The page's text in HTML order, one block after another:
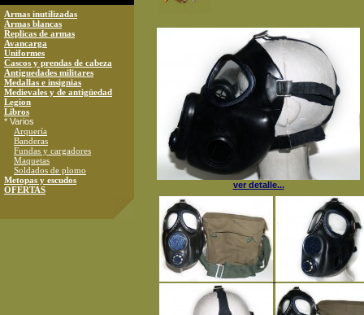
Armas inutilizadas
Armas blancas
Replicas de armas
Avancarga
Uniformes
Cascos y prendas de cabeza
Antiguedades militares
Medallas e insignias
Medievales y de antigüedad
Legion
Libros
* Varios
Arquería
Banderas
Fundas y cargadores
Maquetas
Soldados de plomo
Metopas y escudos
OFERTAS
ver detalle...